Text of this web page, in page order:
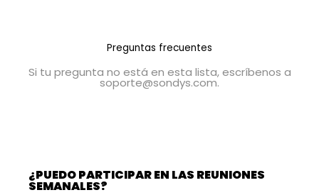
Preguntas frecuentes
Si tu pregunta no está en esta lista, escríbenos a
soporte@sondys.com.
¿PUEDO PARTICIPAR EN LAS REUNIONES
SEMANALES?